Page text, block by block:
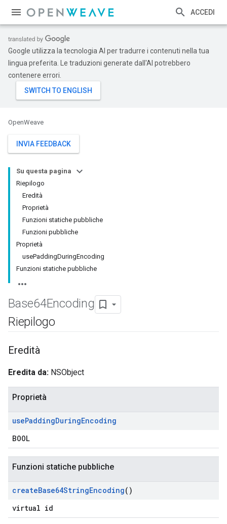
ACCEDI
Google utilizza la tecnologia AI per tradurre i contenuti nella tua
lingua preferita. Le traduzioni generate dall'AI potrebbero
contenere errori.
OpenWeave
INVIA FEEDBACK
Su questa pagina
Riepilogo
Eredità
Proprietà
Funzioni statiche pubbliche
Funzioni pubbliche
Proprietà
usePaddingDuringEncoding
Funzioni statiche pubbliche
Base64Encoding
Riepilogo
Eredità
Eredita da: NSObject
Proprietà
usePaddingDuringEncoding
BOOL
Funzioni statiche pubbliche
createBase64StringEncoding()
virtual id